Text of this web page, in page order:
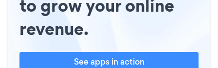
to grow your online
revenue.
See apps in action